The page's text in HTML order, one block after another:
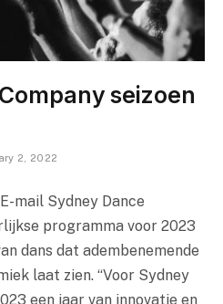
seizoen
2, 2022
mail Sydney Dance
programma voor 2023
dans dat adembenemende
laat zien. “Voor Sydney
een jaar van innovatie en